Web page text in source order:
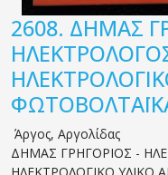
2608. ΔΗΜΑΣ
Άργος, Αργολίδας
ΔΗΜΑΣ ΓΡΗΓΟΡΙΟΣ -
ΗΛΕΚΤΡΟΛΟΓΙΚΟ ΥΛΙΚΟ